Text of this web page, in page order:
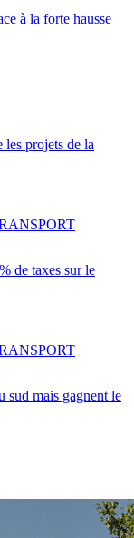
à la forte hausse
les projets de la
de taxes sur le
sud mais gagnent le